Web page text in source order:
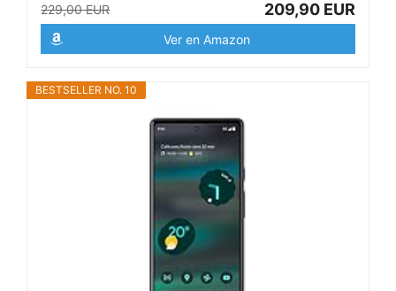
229,00 EUR 209,90 EUR
Ver en Amazon
BESTSELLER NO. 10